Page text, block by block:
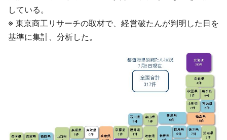
している。
※ 東京商工リサーチの取材で、経営破たんが判明した日を
基準に集計、分析した。